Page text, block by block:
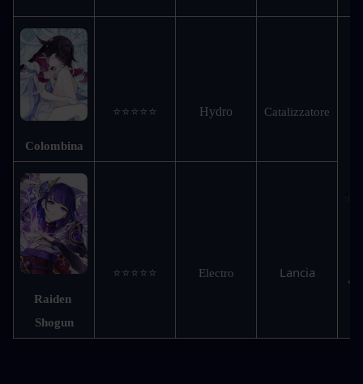
Colombina
⭐⭐⭐⭐⭐ Hydro Catalizzatore
Raiden
Shogun
⭐⭐⭐⭐⭐ Electro Lancia